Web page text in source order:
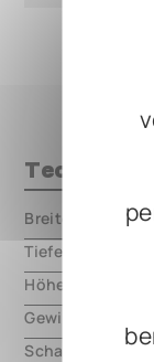
Breite
Tiefe
Höhe
Gewicht
Schaltungsart